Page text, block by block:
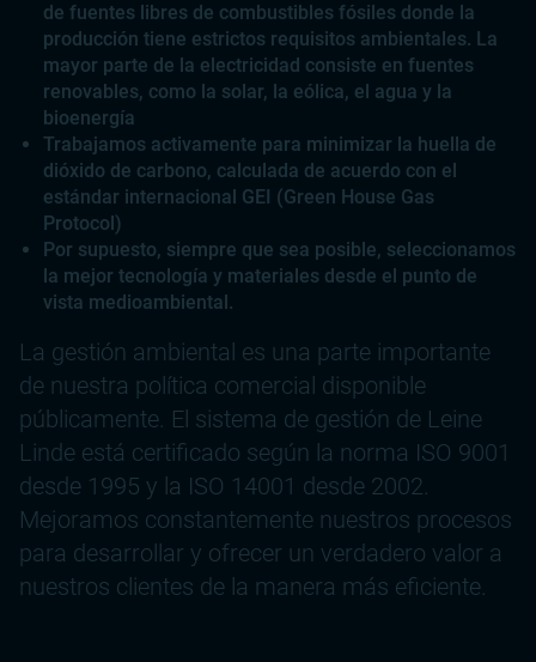
de fuentes libres de combustibles fósiles donde la
producción tiene estrictos requisitos ambientales. La
mayor parte de la electricidad consiste en fuentes
renovables, como la solar, la eólica, el agua y la
bioenergía
Trabajamos activamente para minimizar la huella de
dióxido de carbono, calculada de acuerdo con el
estándar internacional GEI (Green House Gas
Protocol)
Por supuesto, siempre que sea posible, seleccionamos
la mejor tecnología y materiales desde el punto de
vista medioambiental.
La gestión ambiental es una parte importante
de nuestra política comercial disponible
públicamente. El sistema de gestión de Leine
Linde está certificado según la norma ISO 9001
desde 1995 y la ISO 14001 desde 2002.
Mejoramos constantemente nuestros procesos
para desarrollar y ofrecer un verdadero valor a
nuestros clientes de la manera más eficiente.